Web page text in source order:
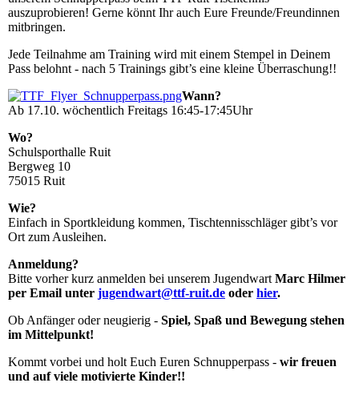
auszuprobieren! Gerne könnt Ihr auch Eure Freunde/Freundinnen
mitbringen.
Jede Teilnahme am Training wird mit einem Stempel in Deinem
Pass belohnt - nach 5 Trainings gibt’s eine kleine Überraschung!!
Wann?
Ab 17.10. wöchentlich Freitags 16:45-17:45Uhr
Wo?
Schulsporthalle Ruit
Bergweg 10
75015 Ruit
Wie?
Einfach in Sportkleidung kommen, Tischtennisschläger gibt’s vor
Ort zum Ausleihen.
Anmeldung?
Bitte vorher kurz anmelden bei unserem Jugendwart Marc Hilmer
per Email unter jugendwart@ttf-ruit.de oder hier.
Ob Anfänger oder neugierig - Spiel, Spaß und Bewegung stehen
im Mittelpunkt!
Kommt vorbei und holt Euch Euren Schnupperpass - wir freuen
und auf viele motivierte Kinder!!